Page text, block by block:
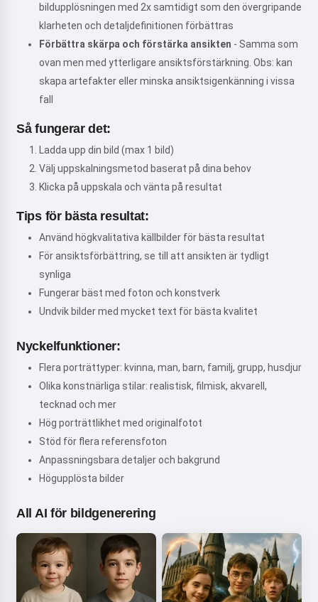
bildupplösningen med 2x samtidigt som den övergripande
klarheten och detaljdefinitionen förbättras
Förbättra skärpa och förstärka ansikten - Samma som
ovan men med ytterligare ansiktsförstärkning. Obs: kan
skapa artefakter eller minska ansiktsigenkänning i vissa
fall
Så fungerar det:
Ladda upp din bild (max 1 bild)
Välj uppskalningsmetod baserat på dina behov
Klicka på uppskala och vänta på resultat
Tips för bästa resultat:
Använd högkvalitativa källbilder för bästa resultat
För ansiktsförbättring, se till att ansikten är tydligt
synliga
Fungerar bäst med foton och konstverk
Undvik bilder med mycket text för bästa kvalitet
Nyckelfunktioner:
Flera porträttyper: kvinna, man, barn, familj, grupp, husdjur
Olika konstnärliga stilar: realistisk, filmisk, akvarell,
tecknad och mer
Hög porträttlikhet med originalfotot
Stöd för flera referensfoton
Anpassningsbara detaljer och bakgrund
Högupplösta bilder
All AI för bildgenerering